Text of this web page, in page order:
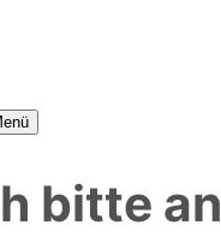
bitte an